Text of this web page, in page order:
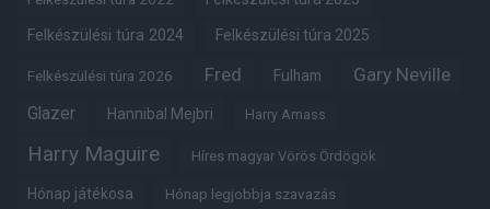
Felkészülési túra 2024 Felkészülési túra 2025
Felkészülési túra 2026 Fred Fulham Gary Neville
Glazer Hannibal Mejbri Harry Amass
Harry Maguire Híres magyar Vörös Ördögök
Hónap játékosa Hónap legjobbja szavazás